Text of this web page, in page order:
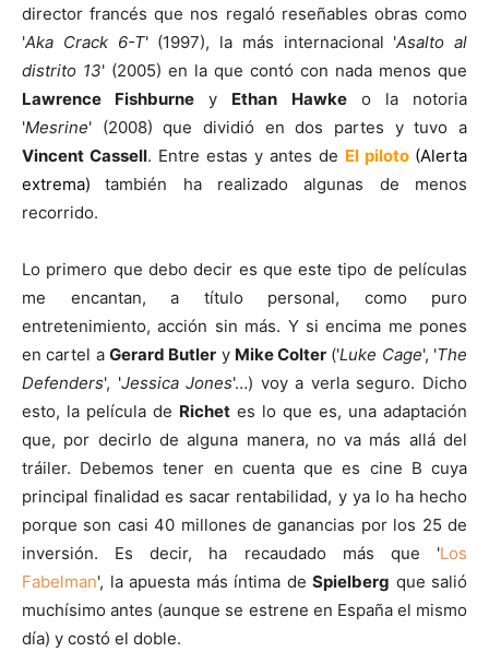
director francés que nos regaló reseñables obras como
'Aka Crack 6-T' (1997), la más internacional 'Asalto al
distrito 13' (2005) en la que contó con nada menos que
Lawrence Fishburne y Ethan Hawkeo la notoria
'Mesrine' (2008) que dividió en dos partes y tuvo a
Vincent Cassell. Entre estas y antes de El piloto (Alerta
extrema)
también ha realizado algunas de menos
recorrido.
Lo primero que debo decir es que este tipo de películas
me encantan, a título personal, como puro
entretenimiento, acción sin más. Y si encima me pones
en cartel a Gerard Butler y Mike Colter ('Luke Cage', 'The
Defenders', 'Jessica Jones'…) voy a verla seguro. Dicho
esto, la película de Richet es lo que es, una adaptación
que, por decirlo de alguna manera, no va más allá del
tráiler. Debemos tener en cuenta que es cine B cuya
principal finalidad es sacar rentabilidad, y ya lo ha hecho
porque son casi 40 millones de ganancias por los 25 de
inversión. Es decir, ha recaudado más que 'Los
Fabelman', la apuesta más íntima de Spielberg que salió
muchísimo antes (aunque se estrene en España el mismo
día) y costó el doble.